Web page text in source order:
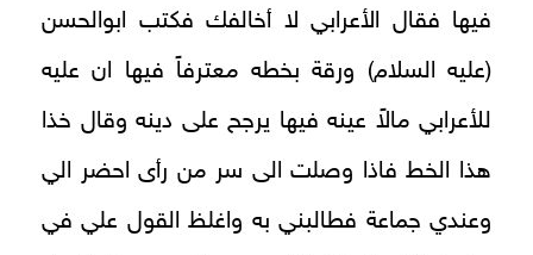
فيها فقال الأعرابي لا أخالفك فكتب ابوالحسن
(عليه السلام) ورقة بخطه معترفاً فيها ان عليه
للأعرابي مالاً عينه فيها يرجح على دينه وقال خذا
هذا الخط فاذا وصلت الى سر من رأى احضر الي
وعندي جماعة فطالبني به واغلظ القول علي في